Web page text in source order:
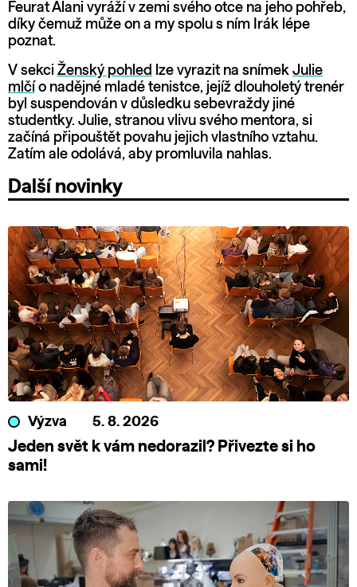
Feurat Alani vyráží v zemi svého otce na jeho pohřeb,
díky čemuž může on a my spolu s ním Irák lépe
poznat.
V sekci Ženský pohled lze vyrazit na snímek Julie
mlčí o nadějné mladé tenistce, jejíž dlouholetý trenér
byl suspendován v důsledku sebevraždy jiné
studentky. Julie, stranou vlivu svého mentora, si
začíná připouštět povahu jejich vlastního vztahu.
Zatím ale odolává, aby promluvila nahlas.
Další novinky
Výzva 5. 8. 2026
Jeden svět k vám nedorazil? Přivezte si ho
sami!